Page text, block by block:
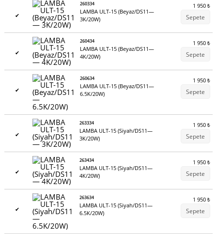
✔
260334
LAMBA ULT-15 (Beyaz/DS11—
3K/20W)
1 950₺
Sepete
✔
260434
LAMBA ULT-15 (Beyaz/DS11—
4K/20W)
1 950₺
Sepete
✔
260634
LAMBA ULT-15 (Beyaz/DS11—
6.5K/20W)
1 950₺
Sepete
✔
263334
LAMBA ULT-15 (Siyah/DS11—
3K/20W)
1 950₺
Sepete
✔
263434
LAMBA ULT-15 (Siyah/DS11—
4K/20W)
1 950₺
Sepete
✔
263634
LAMBA ULT-15 (Siyah/DS11—
6.5K/20W)
1 950₺
Sepete